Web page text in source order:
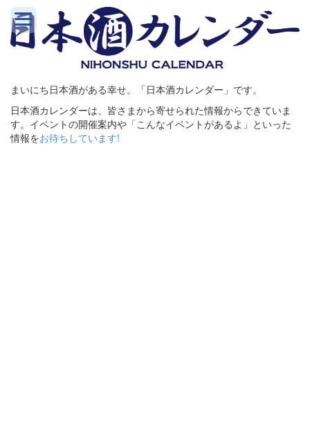
まいにち日本酒がある幸せ。「日本酒カレンダー」です。
日本酒カレンダーは、皆さまから寄せられた情報からできていま
す。イベントの開催案内や「こんなイベントがあるよ」といった
情報をお待ちしています!